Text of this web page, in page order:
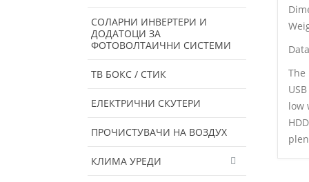
The
low
СОЛАРНИ ИНВЕРТЕРИ И
ДОДАТОЦИ ЗА
ФОТОВОЛТАИЧНИ СИСТЕМИ
ТВ БОКС / СТИК
ЕЛЕКТРИЧНИ СКУТЕРИ
ПРОЧИСТУВАЧИ НА ВОЗДУХ
КЛИМА УРЕДИ